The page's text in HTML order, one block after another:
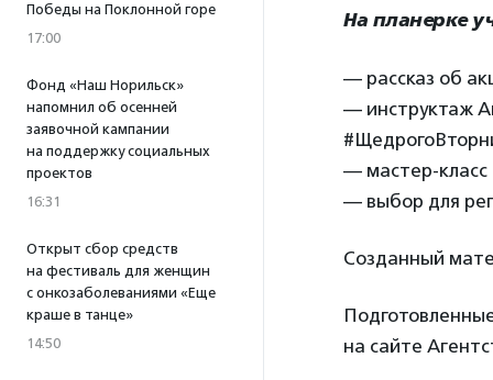
Победы на Поклонной горе
17:00
Фонд «Наш Норильск»
напомнил об осенней
заявочной кампании
на поддержку социальных
проектов
16:31
Открыт сбор средств
на фестиваль для женщин
с онкозаболеваниями «Еще
краше в танце»
14:50
На планерке
— рассказ об
— инструктаж
— мастер-класс
— выбор для
Созданный
на сайте